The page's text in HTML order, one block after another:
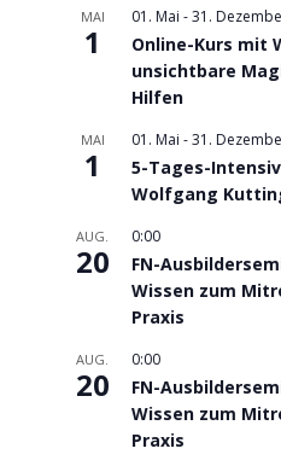
MAI
1
01. Mai -31.
Online-Kurs mit
unsichtbare
Hilfen
MAI
1
01. Mai -31.
5-Tages-
Wolfgang
AUG.
20
0:00
FN-
Wissen zum
Praxis
AUG.
20
0:00
FN-
Wissen zum
Praxis